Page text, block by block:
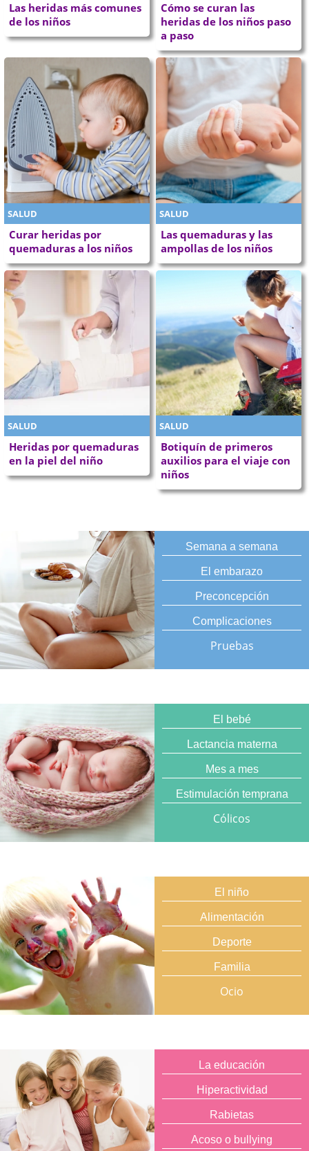
Las heridas más comunes
de los niños
Cómo se curan las
heridas de los niños paso
a paso
SALUD
Curar heridas por
quemaduras a los niños
SALUD
Las quemaduras y las
ampollas de los niños
SALUD
Heridas por quemaduras
en la piel del niño
SALUD
Botiquín de primeros
auxilios para el viaje con
niños
Semana a semana
El embarazo
Preconcepción
Complicaciones
Pruebas
El bebé
Lactancia materna
Mes a mes
Estimulación temprana
Cólicos
El niño
Alimentación
Deporte
Familia
Ocio
La educación
Hiperactividad
Rabietas
Acoso o bullying